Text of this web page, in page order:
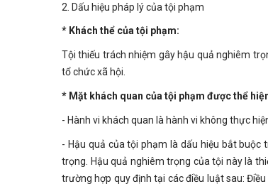
2. Dấu hiệu pháp lý của tội phạm
* Khách thể của tội phạm:
Tội thiếu trách nhiệm gây hậu quả nghiêm
tổ chức xã hội.
* Mặt khách quan của tội phạm được thể
- Hành vi khách quan là hành vi không thực
- Hậu quả của tội phạm là dấu hiệu bắt
trọng. Hậu quả nghiêm trọng của tội này là
trường hợp quy định tại các điều luật sau: